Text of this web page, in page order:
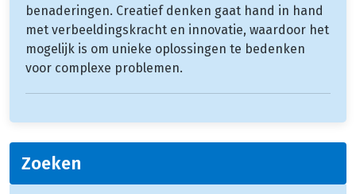
benaderingen. Creatief denken gaat hand in hand
met verbeeldingskracht en innovatie, waardoor het
mogelijk is om unieke oplossingen te bedenken
voor complexe problemen.
Zoeken